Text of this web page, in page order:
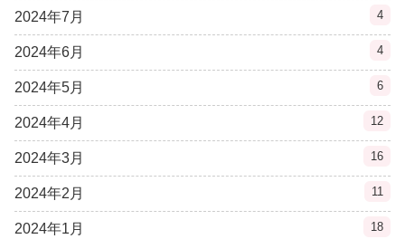
2024年7月 4
2024年6月 4
2024年5月 6
2024年4月 12
2024年3月 16
2024年2月 11
2024年1月 18